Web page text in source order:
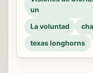
un
La voluntad
texas longhorns